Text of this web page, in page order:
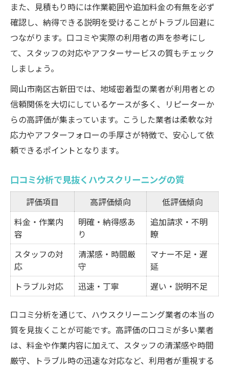
また、見積もり時には作業範囲や追加料金の有無を必ず
確認し、納得できる説明を受けることがトラブル回避に
つながります。口コミや実際の利用者の声を参考にし
て、スタッフの対応やアフターサービスの質もチェック
しましょう。
岡山市南区古新田では、地域密着型の業者が利用者との
信頼関係を大切にしているケースが多く、リピーターか
らの高評価が集まっています。こうした業者は柔軟な対
応力やアフターフォローの手厚さが特徴で、安心して依
頼できるポイントとなります。
口コミ分析で見抜くハウスクリーニングの質
評価項目 高評価傾向
低評価傾向
料金・作業内
容
明確・納得感あ
り
追加請求・不明
瞭
スタッフの対
応
清潔感・時間厳
守
マナー不足・遅
延
トラブル対応
迅速・丁寧 遅い・説明不足
口コミ分析を通じて、ハウスクリーニング業者の本当の
質を見抜くことが可能です。高評価の口コミが多い業者
は、料金や作業内容に加えて、スタッフの清潔感や時間
厳守、トラブル時の迅速な対応など、利用者が重視する